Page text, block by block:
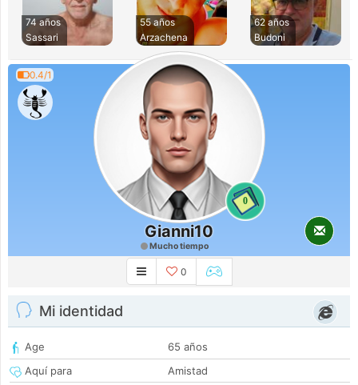
74 años
Sassari
55 años
Arzachena
62 años
Budoni
0.4/1
0
Gianni10
Mucho tiempo
0
Mi identidad
Age
65 años
Aquí para
Amistad